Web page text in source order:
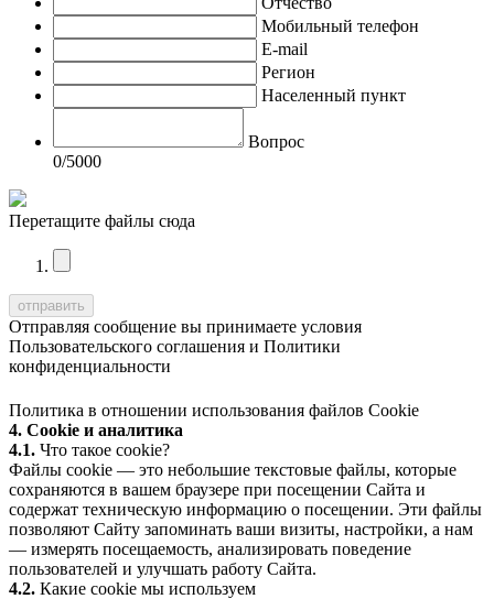
Мобильный телефон
E-mail
Регион
Населенный пункт
Вопрос
0/5000
Перетащите файлы сюда
Отправляя сообщение вы принимаете условия
Пользовательского соглашения и Политики
конфиденциальности
Политика в отношении использования файлов Cookie
4. Cookie и аналитика
4.1. Что такое cookie?
Файлы cookie — это небольшие текстовые файлы, которые
сохраняются в вашем браузере при посещении Сайта и
содержат техническую информацию о посещении. Эти файлы
позволяют Сайту запоминать ваши визиты, настройки, а нам
— измерять посещаемость, анализировать поведение
пользователей и улучшать работу Сайта.
4.2. Какие cookie мы используем